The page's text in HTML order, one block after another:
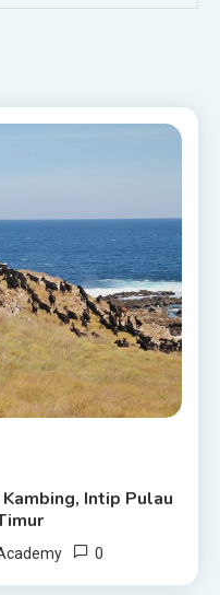
Intip Pulau
0